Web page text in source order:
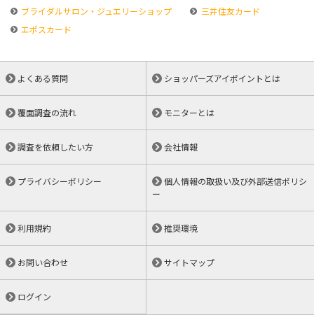
ブライダルサロン・ジュエリーショップ
三井住友カード
エポスカード
よくある質問 ショッパーズアイポイントとは
覆面調査の流れ モニターとは
調査を依頼したい方 会社情報
プライバシーポリシー
個人情報の取扱い及び外部送信ポリシ
ー
利用規約 推奨環境
お問い合わせ サイトマップ
ログイン